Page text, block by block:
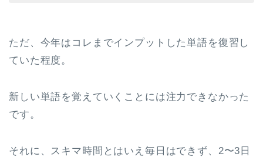
ただ、今年はコレまでインプットした単語を復習し
ていた程度。
新しい単語を覚えていくことには注力できなかった
です。
それに、スキマ時間とはいえ毎日はできず、2〜3日